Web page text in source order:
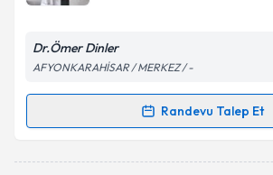
Dr.Ömer Dinler
AFYONKARAHİSAR / MERKEZ / -
Randevu Talep Et
Randevu Takvimi Talebi